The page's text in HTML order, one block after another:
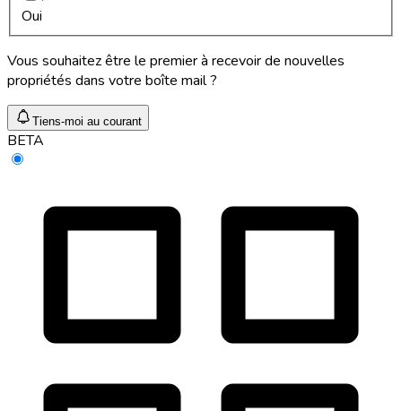
Oui
Vous souhaitez être le premier à recevoir de nouvelles
propriétés dans votre boîte mail ?
Tiens-moi au courant
BETA